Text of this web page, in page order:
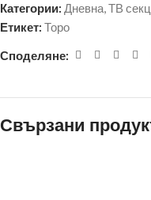
Категории: Дневна,ТВ
Етикет: Торо
Споделяне:
Свързани